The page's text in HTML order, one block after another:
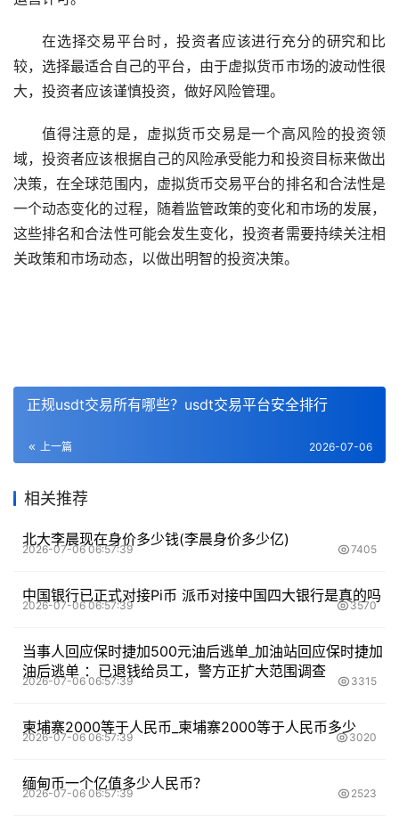
在选择交易平台时，投资者应该进行充分的研究和比
较，选择最适合自己的平台，由于虚拟货币市场的波动性很
大，投资者应该谨慎投资，做好风险管理。
值得注意的是，虚拟货币交易是一个高风险的投资领
域，投资者应该根据自己的风险承受能力和投资目标来做出
决策，在全球范围内，虚拟货币交易平台的排名和合法性是
一个动态变化的过程，随着监管政策的变化和市场的发展，
这些排名和合法性可能会发生变化，投资者需要持续关注相
关政策和市场动态，以做出明智的投资决策。
正规usdt交易所有哪些？usdt交易平台安全排行
上一篇 2026-07-06
相关推荐
北大李晨现在身价多少钱(李晨身价多少亿)
2026-07-06 06:57:39 7405
中国银行已正式对接Pi币 派币对接中国四大银行是真的吗
2026-07-06 06:57:39 3570
当事人回应保时捷加500元油后逃单_加油站回应保时捷加
油后逃单 ：已退钱给员工，警方正扩大范围调查
2026-07-06 06:57:39 3315
柬埔寨2000等于人民币_柬埔寨2000等于人民币多少
2026-07-06 06:57:39 3020
缅甸币一个亿值多少人民币？
2026-07-06 06:57:39 2523